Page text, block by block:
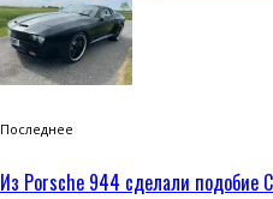
Последнее
Из Porsche 944 сделали подобие